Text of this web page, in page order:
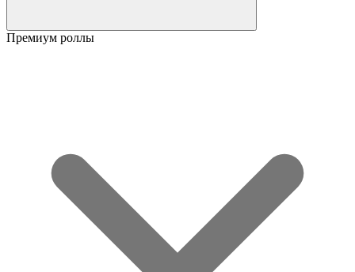
Премиум роллы